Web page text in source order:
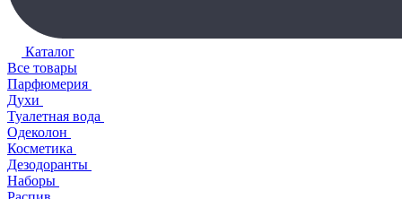
Каталог
Все товары
Парфюмерия
Духи
Туалетная вода
Одеколон
Косметика
Дезодоранты
Наборы